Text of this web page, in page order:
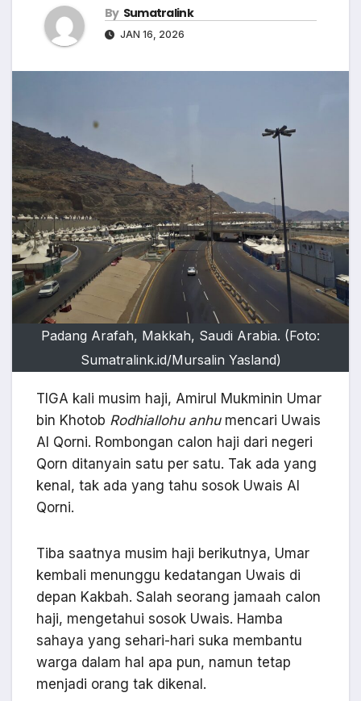
By Sumatralink
JAN 16, 2026
Padang Arafah, Makkah, Saudi Arabia. (Foto:
Sumatralink.id/Mursalin Yasland)
TIGA kali musim haji, Amirul Mukminin Umar
bin Khotob Rodhiallohu anhumencari Uwais
Al Qorni. Rombongan calon haji dari negeri
Qorn ditanyain satu per satu. Tak ada yang
kenal, tak ada yang tahu sosok Uwais Al
Qorni.
Tiba saatnya musim haji berikutnya, Umar
kembali menunggu kedatangan Uwais di
depan Kakbah. Salah seorang jamaah calon
haji, mengetahui sosok Uwais. Hamba
sahaya yang sehari-hari suka membantu
warga dalam hal apa pun, namun tetap
menjadi orang tak dikenal.